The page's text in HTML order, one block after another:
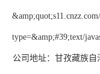
type=&amp;#39;text/
公司地址：甘孜藏族自